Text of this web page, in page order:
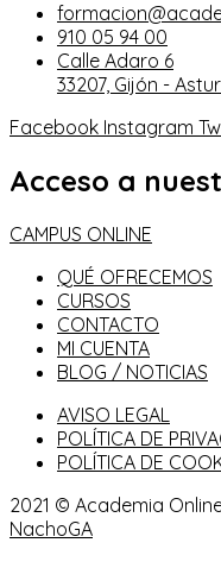
910 05 94 00
Calle Adaro 6
33207, Gijón -
Facebook Instagram
Acceso a
CAMPUS ONLINE
QUÉ OFRECEMOS
CURSOS
CONTACTO
MI CUENTA
BLOG / NOTICIAS
AVISO LEGAL
POLÍTICA DE
POLÍTICA DE
2021 © Academia
NachoGA